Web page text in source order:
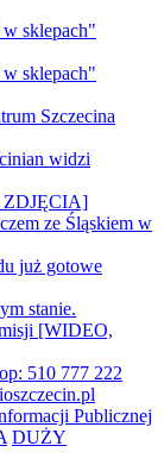
sklepach"
sklepach"
Szczecina
widzi
ZDJĘCIA]
ze Śląskiem w
już gotowe
stanie.
[WIDEO,
510 777 222
Publicznej
DUŻY